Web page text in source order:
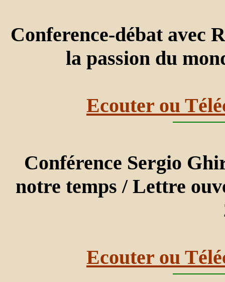
Conference-débat avec
la passion du
Ecouter ou
Conférence Sergio
notre temps / Lettre
Ecouter ou